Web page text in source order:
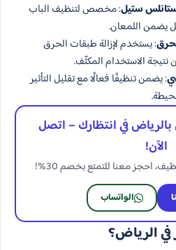
ستيل: مخصص لتنظيف الباب
يضمن اللمعان.
: يستخدم لإزالة طبقات الحرق
نتيجة الاستخدام المكثّف.
: يضمن تنظيفًا فعالًا مع تقليل التأثير
بالرياض في انتظارك – اتصل
الآن!
احجز معنا للتمتع بخصم 30%!
الواتساب
في الرياض؟